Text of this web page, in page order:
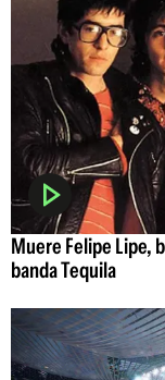
Muere Felipe Lipe,
banda Tequila